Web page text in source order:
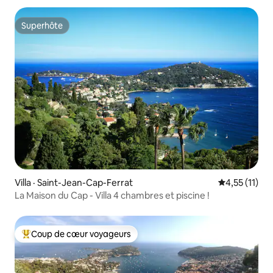
Superhôte
Superhôte
Villa · Saint-Jean-Cap-Ferrat Note
4,55 (11)
La Maison du Cap - Villa 4 chambres et piscine !
Coup de cœur voyageurs parmi les plus aimés
Coup de cœur voyageurs